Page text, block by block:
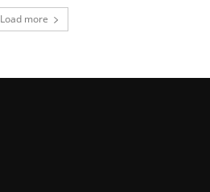
Load more